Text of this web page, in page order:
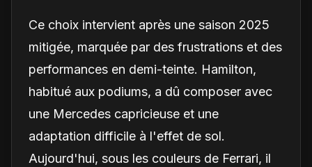
Ce choix intervient après une saison 2025
mitigée, marquée par des frustrations et des
performances en demi-teinte. Hamilton,
habitué aux podiums, a dû composer avec
une Mercedes capricieuse et une
adaptation difficile à l'effet de sol.
Aujourd'hui, sous les couleurs de Ferrari, il